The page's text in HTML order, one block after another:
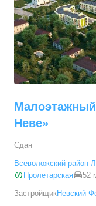
Неве»
Сдан
Всеволожский район
Пролетарская
52
ЗастройщикНевский